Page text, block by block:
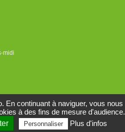
midi
En continuant à naviguer, vous nous
à des fins de mesure d'audience.
Personnaliser Plus d'infos